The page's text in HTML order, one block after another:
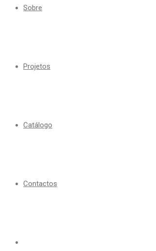
Sobre
Projetos
Catálogo
Contactos